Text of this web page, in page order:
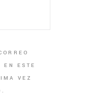
EN ESTE
VEZ